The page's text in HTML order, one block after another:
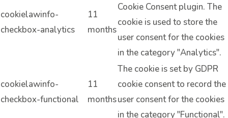
cookielawinfo-
checkbox-analytics
11
months
Cookie Consent plugin. The
cookie is used to store the
user consent for the cookies
in the category "Analytics".
cookielawinfo-
checkbox-functional
11
months
The cookie is set by GDPR
cookie consent to record the
user consent for the cookies
in the category "Functional".